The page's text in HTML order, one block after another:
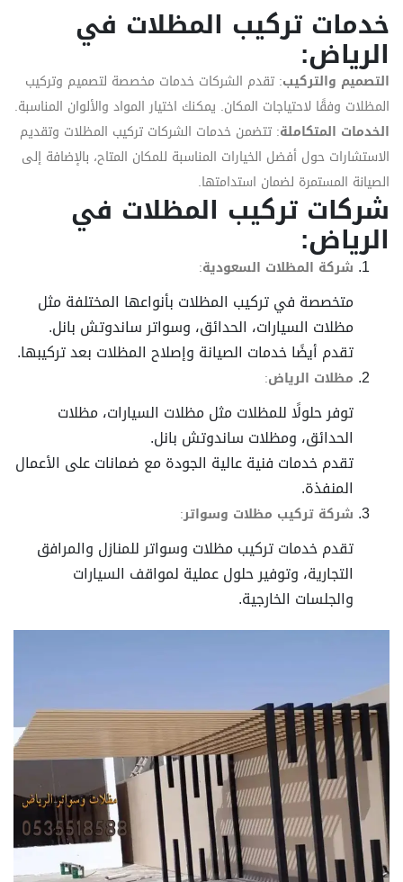
خدمات تركيب المظلات في
الرياض:
التصميم والتركيب: تقدم الشركات خدمات مخصصة لتصميم وتركيب
المظلات وفقًا لاحتياجات المكان. يمكنك اختيار المواد والألوان المناسبة.
الخدمات المتكاملة: تتضمن خدمات الشركات تركيب المظلات وتقديم
الاستشارات حول أفضل الخيارات المناسبة للمكان المتاح، بالإضافة إلى
الصيانة المستمرة لضمان استدامتها.
شركات تركيب المظلات في
الرياض:
شركة المظلات السعودية:
متخصصة في تركيب المظلات بأنواعها المختلفة مثل
مظلات السيارات، الحدائق، وسواتر ساندوتش بانل.
تقدم أيضًا خدمات الصيانة وإصلاح المظلات بعد تركيبها.
مظلات الرياض:
توفر حلولًا للمظلات مثل مظلات السيارات، مظلات
الحدائق، ومظلات ساندوتش بانل.
تقدم خدمات فنية عالية الجودة مع ضمانات على الأعمال
المنفذة.
شركة تركيب مظلات وسواتر:
تقدم خدمات تركيب مظلات وسواتر للمنازل والمرافق
التجارية، وتوفير حلول عملية لمواقف السيارات
والجلسات الخارجية.